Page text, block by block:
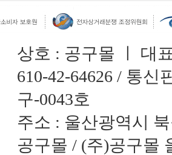
상호 : 공구몰 ㅣ 대
610-42-64626 / 통신
구-0043호
주소 : 울산광역시
공구몰 / (주)공구몰